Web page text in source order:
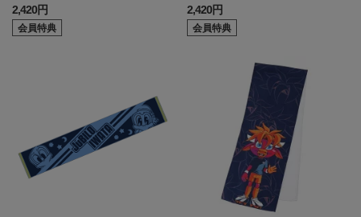
2,420円
会員特典
2,420円
会員特典